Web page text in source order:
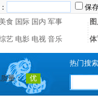
保
食 国际 国内 军事
艺 电影 电视 音乐
热门搜索